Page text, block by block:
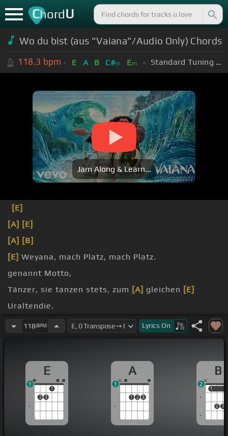
ChordU
Wo du bist (aus "Vaiana"/Audio Only) Chords
118.3 bpm E A B C#m Em Standard Tuning (EADGBE)
Jam Along & Learn...
[E]
[A] [E]
[A] [B]
[E] Weyana, mach Platz, mach Platz.
genannt Motto,
Tänzer, sie tanzen stets, zum [A] gleichen [E]
Uraltendie.
hat sich[A] bewährt, mehr [B] [E]brauchst du
118BPM Lyrics On
E
2 3
1
1
A
1 2 3
1
B
1
2 3
1
2